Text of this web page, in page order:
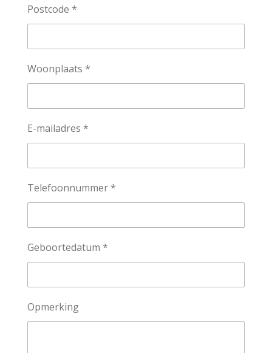
Postcode *
Woonplaats *
E-mailadres *
Telefoonnummer *
Geboortedatum *
Opmerking